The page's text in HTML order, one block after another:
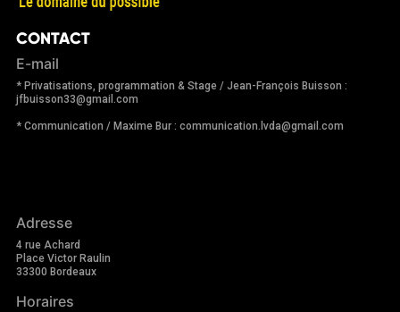
CONTACT
E-mail
* Privatisations, programmation & Stage / Jean-François Buisson :
jfbuisson33@gmail.com
* Communication / Maxime Bur : communication.lvda@gmail.com
Adresse
4 rue Achard
Place Victor Raulin
33300 Bordeaux
Horaires